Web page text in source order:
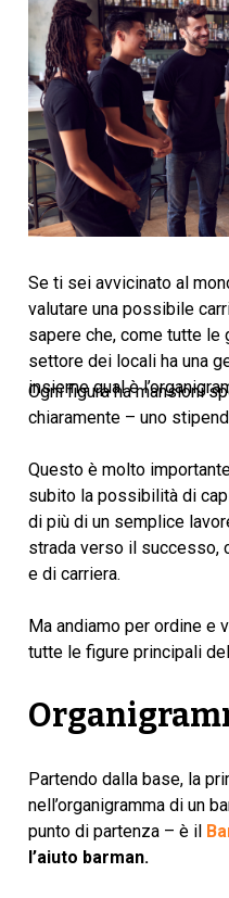
Se ti sei avvicinato al
valutare una possibile
sapere che, come tutte le
settore dei locali ha una
insieme qual è
Ogni figura ha mansioni
chiaramente – uno
Questo è molto
subito la possibilità di
di più di un semplice
strada verso il successo,
e di carriera.
Ma andiamo per ordine e
tutte le figure principali
Partendo dalla base, la
nell’organigramma di un
punto di partenza – è il
l’aiuto barman.